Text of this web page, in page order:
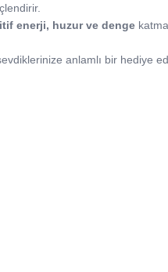
enerji, huzur ve denge
anlamlı bir hediye